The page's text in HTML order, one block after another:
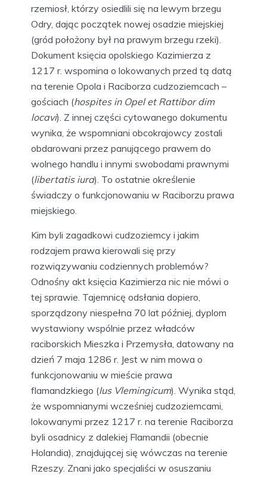
rzemiosł, którzy osiedlili się na lewym brzegu
Odry, dając początek nowej osadzie miejskiej
(gród położony był na prawym brzegu rzeki).
Dokument księcia opolskiego Kazimierza z
1217 r. wspomina o lokowanych przed tą datą
na terenie Opola i Raciborza cudzoziemcach –
gościach (hospites in Opel et Rattibor dim
locavi). Z innej części cytowanego dokumentu
wynika, że wspomniani obcokrajowcy zostali
obdarowani przez panującego prawem do
wolnego handlu i innymi swobodami prawnymi
(libertatis iura). To ostatnie określenie
świadczy o funkcjonowaniu w Raciborzu prawa
miejskiego.
Kim byli zagadkowi cudzoziemcy i jakim
rodzajem prawa kierowali się przy
rozwiązywaniu codziennych problemów?
Odnośny akt księcia Kazimierza nic nie mówi o
tej sprawie. Tajemnicę odsłania dopiero,
sporządzony niespełna 70 lat później, dyplom
wystawiony wspólnie przez władców
raciborskich Mieszka i Przemysła, datowany na
dzień 7 maja 1286 r. Jest w nim mowa o
funkcjonowaniu w mieście prawa
flamandzkiego (Ius Vlemingicum). Wynika stąd,
że wspomnianymi wcześniej cudzoziemcami,
lokowanymi przez 1217 r. na terenie Raciborza
byli osadnicy z dalekiej Flamandii (obecnie
Holandia), znajdującej się wówczas na terenie
Rzeszy. Znani jako specjaliści w osuszaniu